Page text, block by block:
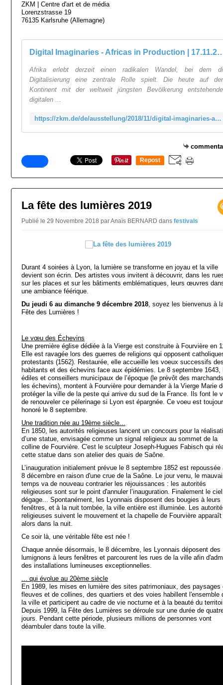
ZKM | Centre d'art et de média
Lorenzstrasse 19
76135 Karlsruhe (Allemagne)
Digital Imaginaries - Africas in Production |
Afrika erlebt derzeit einen radikalen Wandel, bei dem
Digitalisierung eine zentrale Rolle spielt. Die heute auf
Kontinent mit der weltweit jüngsten Bevölkerung
digitalen ...
https://zkm.de/de/ausstellung/2018/11/digital-imaginaries-africas-in-production
Repost
La fête des lumières 2019
Publié le 29 Novembre 2018 par Anaïs BERNARD dans festivals
Durant 4 soirées à Lyon, la lumière se transforme en joyau et la ville
devient son écrin. Des artistes vous invitent à découvrir, dans les
sur les places et sur les bâtiments emblématiques, leurs œuvres
une ambiance féérique.
Du jeudi 6 au dimanche 9 décembre 2018, soyez les bienvenus à
Fête des Lumières !
Le vœu des Échevins
Une première église dédiée à la Vierge est construite à Fourvière en
Elle est ravagée lors des guerres de religions qui opposent
protestants (1562). Restaurée, elle accueille les voeux successifs
habitants et des échevins face aux épidémies. Le 8 septembre 1643,
édiles et conseillers municipaux de l’époque (le prévôt des
les échevins), montent à Fourvière pour demander à la Vierge Marie
protéger la ville de la peste qui arrive du sud de la France. Ils font le
de renouveler ce pèlerinage si Lyon est épargnée. Ce voeu est
honoré le 8 septembre.
Une tradition née au 19ème siècle...
En 1850, les autorités religieuses lancent un concours pour la
d’une statue, envisagée comme un signal religieux au sommet de la
colline de Fourvière. C'est le sculpteur Joseph-Hugues Fabisch qui
cette statue dans son atelier des quais de Saône.
L’inauguration initialement prévue le 8 septembre 1852 est repoussée
8 décembre en raison d'une crue de la Saône. Le jour venu, le
temps va de nouveau contrarier les réjouissances : les autorités
religieuses sont sur le point d'annuler l’inauguration. Finalement le
dégage... Spontanément, les Lyonnais disposent des bougies à leurs
fenêtres, et à la nuit tombée, la ville entière est illuminée. Les
religieuses suivent le mouvement et la chapelle de Fourvière apparaît
alors dans la nuit.
Ce soir là, une véritable fête est née !
Chaque année désormais, le 8 décembre, les Lyonnais déposent des
lumignons à leurs fenêtres et parcourent les rues de la ville afin
des installations lumineuses exceptionnelles.
... qui évolue au 20ème siècle
En 1989, les mises en lumière des sites patrimoniaux, des paysages
fleuves et de collines, des quartiers et des voies habillent l'ensemble
la ville et participent au cadre de vie nocturne et à la beauté du
Depuis 1999, la Fête des Lumières se déroule sur une durée de
jours. Pendant cette période, plusieurs millions de personnes vont
déambuler dans toute la ville.